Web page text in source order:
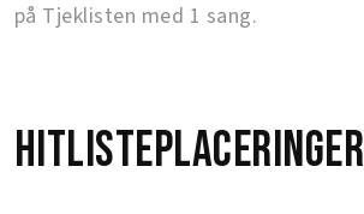
på Tjeklisten med 1 sang.
Hitlisteplaceringer